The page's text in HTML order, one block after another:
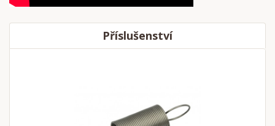
Příslušenství